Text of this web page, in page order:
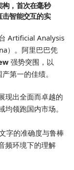
，首次在毫秒
智能交互的实
Artificial Analysis
）。阿里巴巴凭
强势突围，以
产第一的佳绩。
现出全面而卓越的
领跑国内市场。
字的准确度与鲁棒
频环境下的理解